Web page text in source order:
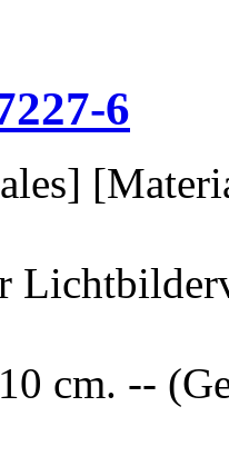
6
cm. --